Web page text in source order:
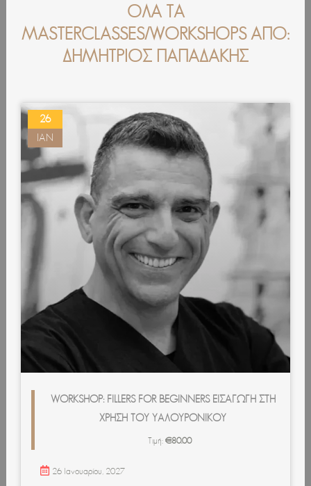
ΌΛΑ ΤΑ
MASTERCLASSES/WORKSHOPS ΑΠΌ:
ΔΗΜΗΤΡΙΟΣ ΠΑΠΑΔΑΚΗΣ
26
ΙΑΝ
WORKSHOP: FILLERS FOR BEGINNERS ΕΙΣΑΓΩΓΉ ΣΤΗ
ΧΡΉΣΗ ΤΟΥ ΥΑΛΟΥΡΟΝΙΚΟΎ
Τιμή: €80.00
26 Ιανουαρίου, 2027